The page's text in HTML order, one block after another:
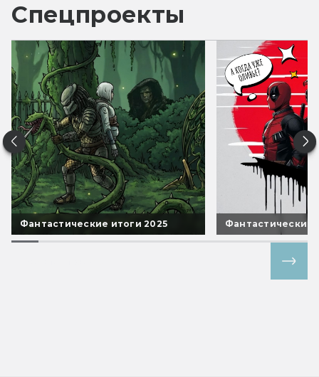
Спецпроекты
Фантастические итоги 2025 Фантастические